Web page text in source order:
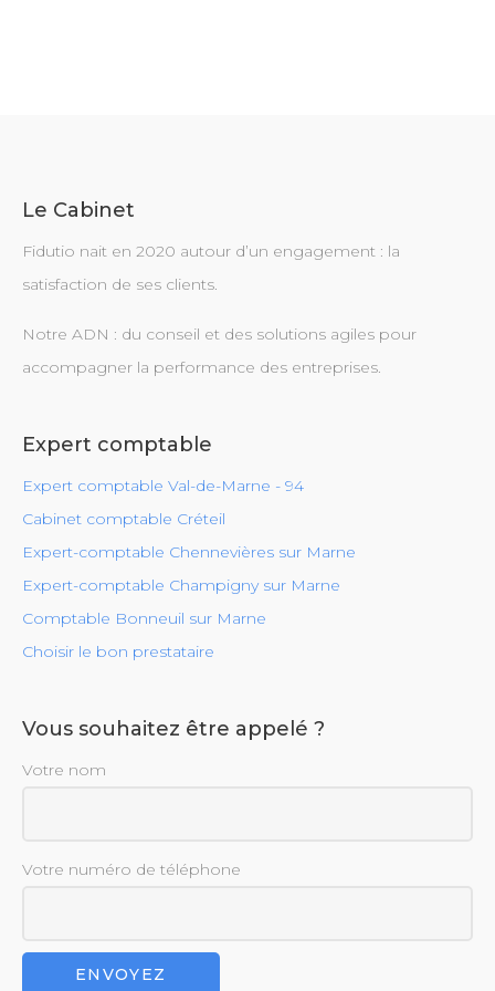
Le Cabinet
Fidutio nait en 2020 autour d’un engagement : la
satisfaction de ses clients.
Notre ADN : du conseil et des solutions agiles pour
accompagner la performance des entreprises.
Expert comptable
Expert comptable Val-de-Marne - 94
Cabinet comptable Créteil
Expert-comptable Chennevières sur Marne
Expert-comptable Champigny sur Marne
Comptable Bonneuil sur Marne
Choisir le bon prestataire
Vous souhaitez être appelé ?
Votre nom
Votre numéro de téléphone